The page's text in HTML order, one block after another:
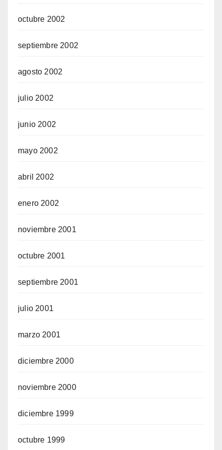
octubre 2002
septiembre 2002
agosto 2002
julio 2002
junio 2002
mayo 2002
abril 2002
enero 2002
noviembre 2001
octubre 2001
septiembre 2001
julio 2001
marzo 2001
diciembre 2000
noviembre 2000
diciembre 1999
octubre 1999